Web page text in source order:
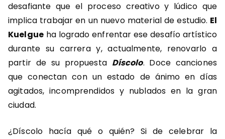
desafiante que el proceso creativo y lúdico que
implica trabajar en un nuevo material de estudio. El
Kuelgueha logrado enfrentar ese desafío artístico
durante su carrera y, actualmente, renovarlo a
partir de su propuesta Díscolo. Doce canciones
que conectan con un estado de ánimo en días
agitados, incomprendidos y nublados en la gran
ciudad.
¿Díscolo hacía qué o quién? Si de celebrar la